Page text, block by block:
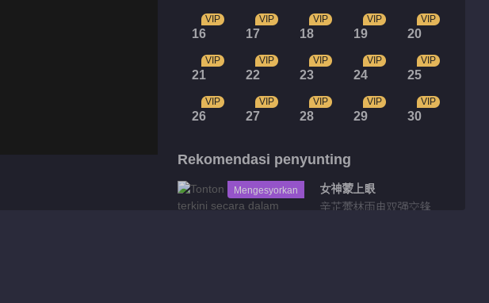
16
VIP
17
VIP
18
VIP
19
VIP
20
VIP
21
VIP
22
VIP
23
VIP
24
VIP
25
VIP
26
VIP
27
VIP
28
VIP
29
VIP
30
VIP
Rekomendasi penyunting
Mengesyorkan
女神蒙上眼
辛芷蕾林雨申双强交锋